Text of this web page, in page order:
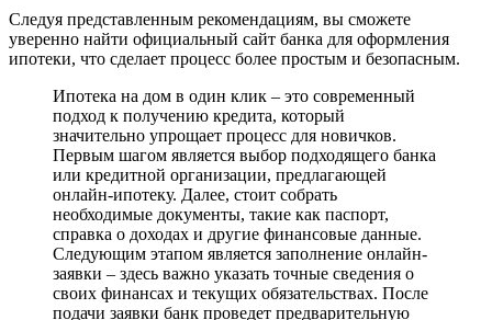
Следуя представленным рекомендациям, вы сможете
уверенно найти официальный сайт банка для оформления
ипотеки, что сделает процесс более простым и безопасным.
Ипотека на дом в один клик – это современный
подход к получению кредита, который
значительно упрощает процесс для новичков.
Первым шагом является выбор подходящего банка
или кредитной организации, предлагающей
онлайн-ипотеку. Далее, стоит собрать
необходимые документы, такие как паспорт,
справка о доходах и другие финансовые данные.
Следующим этапом является заполнение онлайн-
заявки – здесь важно указать точные сведения о
своих финансах и текущих обязательствах. После
подачи заявки банк проведет предварительную